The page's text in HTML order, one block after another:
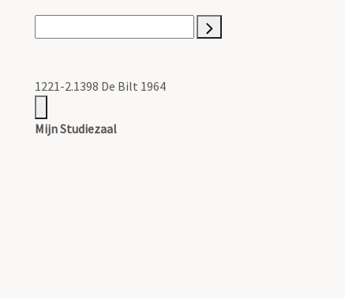
1221-2.1398 De Bilt 1964
Mijn Studiezaal